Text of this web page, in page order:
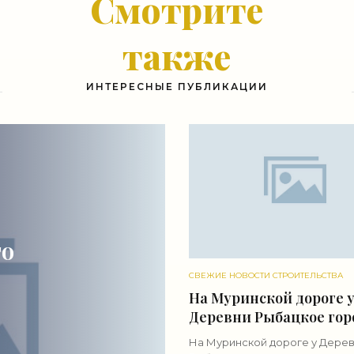
также
ИНТЕРЕСНЫЕ ПУБЛИКАЦИИ
СВЕЖИЕ НОВОСТИ СТРОИТЕЛЬСТВА
На Муринской дороге у
Деревни Рыбацкое
построил детский сад -
На Муринской дороге у